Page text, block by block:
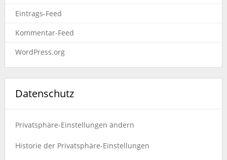
Eintrags-Feed
Kommentar-Feed
WordPress.org
Datenschutz
Privatsphäre-Einstellungen ändern
Historie der Privatsphäre-Einstellungen